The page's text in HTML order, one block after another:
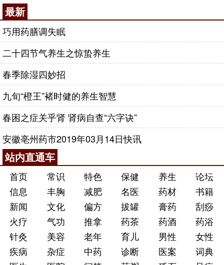
最新
巧用药膳调失眠
二十四节气养生之惊蛰养生
春季除湿四妙招
九旬“橙王”褚时健的养生智慧
春困之症关乎肾 肾病自查“六字诀”
安徽亳州药市2019年03月14日快讯
站内直通车
首页 常识 特色 保健 养生
论坛
信息
丰胸 减肥 名医 药材
书籍
新闻
文化 偏方 拔罐 膏药
刮痧
火疗
气功 推拿 药茶 药酒
药浴
针灸
美容 老年 育儿 男性
女性
疾病
杂症 中药 诊断 医案
词典